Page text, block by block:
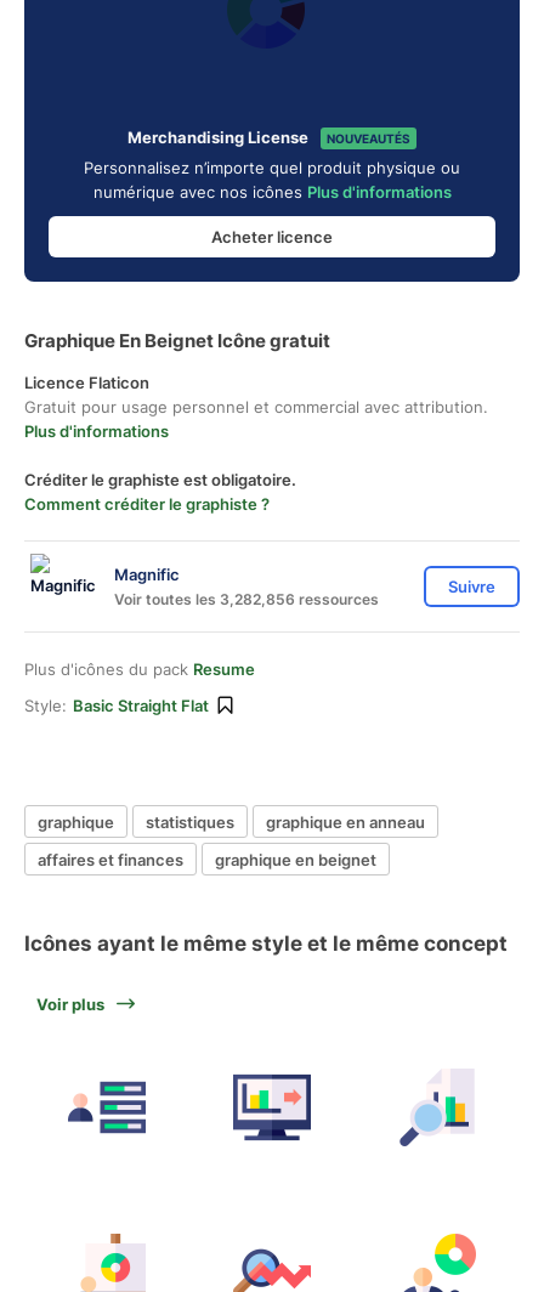
Merchandising License NOUVEAUTÉS
Personnalisez n’importe quel produit physique ou
numérique avec nos icônes Plus d'informations
Acheter licence
Graphique En Beignet Icône gratuit
Licence Flaticon
Gratuit pour usage personnel et commercial avec attribution.
Plus d'informations
Créditer le graphiste est obligatoire.
Comment créditer le graphiste ?
Magnific
Voir toutes les 3,282,856 ressources
Suivre
Plus d'icônes du pack Resume
Style: Basic Straight Flat
graphique statistiques
graphique en anneau
affaires et finances
graphique en beignet
Icônes ayant le même style et le même concept
Voir plus